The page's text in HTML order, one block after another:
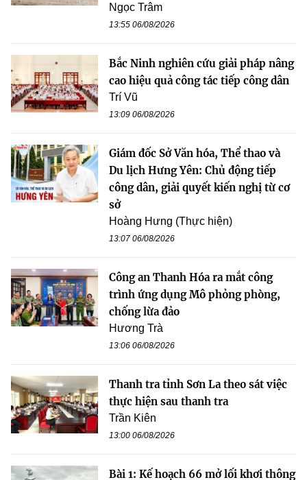
Ngọc Trâm
13:55 06/08/2026
Bắc Ninh nghiên cứu giải pháp nâng
cao hiệu quả công tác tiếp công dân
Trí Vũ
13:09 06/08/2026
Giám đốc Sở Văn hóa, Thể thao và
Du lịch Hưng Yên: Chủ động tiếp
công dân, giải quyết kiến nghị từ cơ
sở
Hoàng Hưng (Thực hiện)
13:07 06/08/2026
Công an Thanh Hóa ra mắt công
trình ứng dụng Mô phỏng phòng,
chống lừa đảo
Hương Trà
13:06 06/08/2026
Thanh tra tỉnh Sơn La theo sát việc
thực hiện sau thanh tra
Trần Kiên
13:00 06/08/2026
Bài 1: Kế hoạch 66 mở lối khơi thông